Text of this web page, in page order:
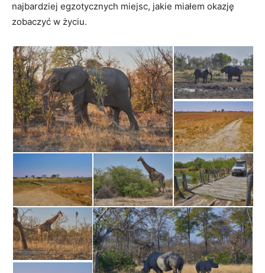
najbardziej egzotycznych miejsc, jakie miałem okazję
zobaczyć w życiu.